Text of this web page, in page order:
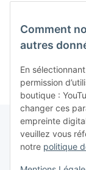
Comment
autres
En
permission
boutique :
changer ces
empreinte
veuillez vous
notre politique
Circus Atari
acceptable) -
2600
2,99 €*